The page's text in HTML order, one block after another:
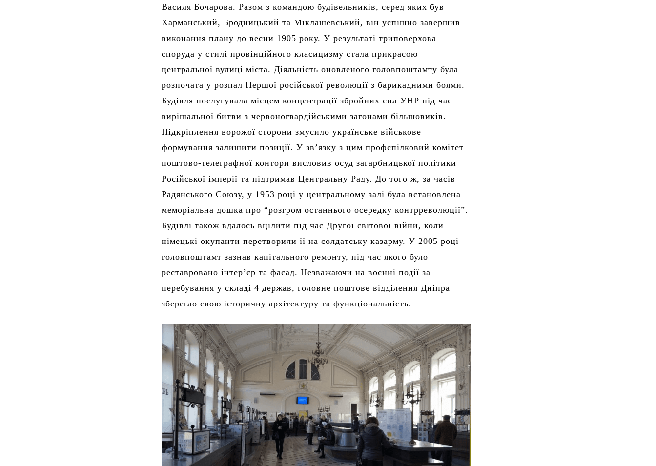
Василя Бочарова. Разом з командою будівельників, серед яких був
Харманський, Бродницький та Міклашевський, він успішно завершив
виконання плану до весни 1905 року. У результаті триповерхова
споруда у стилі провінційного класицизму стала прикрасою
центральної вулиці міста. Діяльність оновленого головпоштамту була
розпочата у розпал Першої російської революції з барикадними боями.
Будівля послугувала місцем концентрації збройних сил УНР під час
вирішальної битви з червоногвардійськими загонами більшовиків.
Підкріплення ворожої сторони змусило українське військове
формування залишити позиції. У зв’язку з цим профспілковий комітет
поштово-телеграфної контори висловив осуд загарбницької політики
Російської імперії та підтримав Центральну Раду. До того ж, за часів
Радянського Союзу, у 1953 році у центральному залі була встановлена
меморіальна дошка про “розгром останнього осередку контрреволюції”.
Будівлі також вдалось вцілити під час Другої світової війни, коли
німецькі окупанти перетворили її на солдатську казарму. У 2005 році
головпоштамт зазнав капітального ремонту, під час якого було
реставровано інтер’єр та фасад. Незважаючи на воєнні події за
перебування у складі 4 держав, головне поштове відділення Дніпра
зберегло свою історичну архітектуру та функціональність.